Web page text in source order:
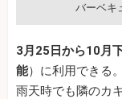
バーベキ
3月25日から10月
能）に利用できる。
雨天時でも隣のカ